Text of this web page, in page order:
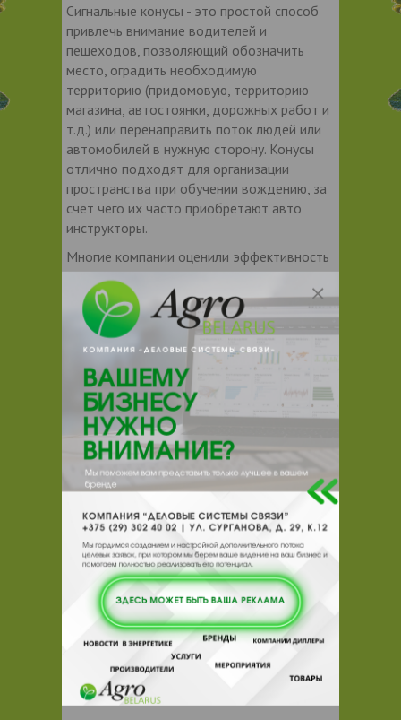
Сигнальные конусы - это простой способ
привлечь внимание водителей и
пешеходов, позволяющий обозначить
место, оградить необходимую
территорию (придомовую, территорию
магазина, автостоянки, дорожных работ и
т.д.) или перенаправить поток людей или
автомобилей в нужную сторону. Конусы
отлично подходят для организации
пространства при обучении вождению, за
счет чего их часто приобретают авто
инструкторы.
Многие компании оценили эффективность
и простоту использования такого типа
ограждений. Решение, безусловно,
надежное и моментально начинающее
свою работу после установки.
Контакты продавца
Оставьте электронный заказ с помощью
кнопки "Заказать" и мы подберем для
Вас подходящую компанию
поставщика.